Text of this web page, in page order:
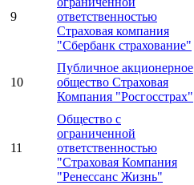
9
ответственностью
Страховая компания
"Сбербанк страхование"
10
Публичное акционерное
общество Страховая
Компания "Росгосстрах"
11
Общество с
ограниченной
ответственностью
"Страховая Компания
"Ренессанс Жизнь"